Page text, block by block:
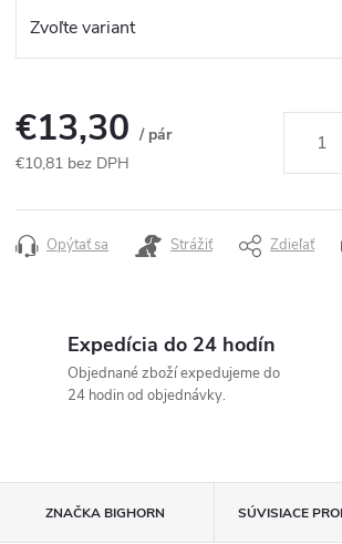
€13,30 / pár
€10,81 bez DPH
cena:
Opýtať sa Strážiť Zdieľať
Expedícia do 24 hodín
Objednané zboží expedujeme do
24 hodin od objednávky.
ZNAČKA BIGHORN SÚVISIACE